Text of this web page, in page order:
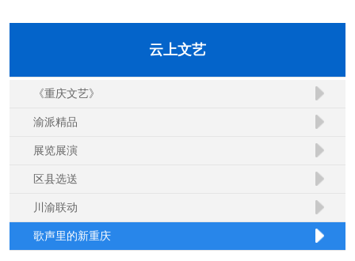
云上文艺
《重庆文艺》
渝派精品
展览展演
区县选送
川渝联动
歌声里的新重庆